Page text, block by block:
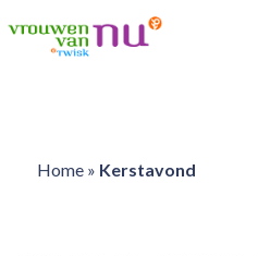
Home» Kerstavond